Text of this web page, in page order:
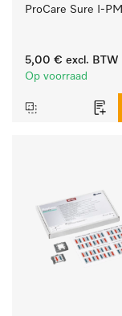
ProCare Sure I-
5,00 € excl. BTW
Op voorraad